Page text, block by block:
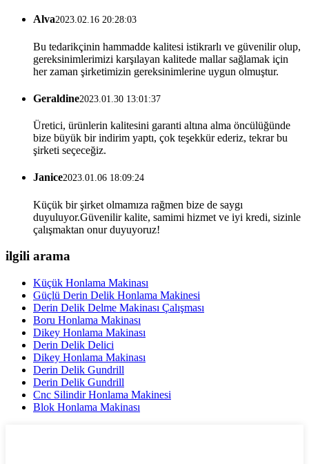
Alva2023.02.16 20:28:03
Bu tedarikçinin hammadde kalitesi istikrarlı ve güvenilir olup,
gereksinimlerimizi karşılayan kalitede mallar sağlamak için
her zaman şirketimizin gereksinimlerine uygun olmuştur.
Geraldine2023.01.30 13:01:37
Üretici, ürünlerin kalitesini garanti altına alma öncülüğünde
bize büyük bir indirim yaptı, çok teşekkür ederiz, tekrar bu
şirketi seçeceğiz.
Janice2023.01.06 18:09:24
Küçük bir şirket olmamıza rağmen bize de saygı
duyuluyor.Güvenilir kalite, samimi hizmet ve iyi kredi, sizinle
çalışmaktan onur duyuyoruz!
ilgili arama
Küçük Honlama Makinası
Güçlü Derin Delik Honlama Makinesi
Derin Delik Delme Makinası Çalışması
Boru Honlama Makinası
Dikey Honlama Makinası
Derin Delik Delici
Dikey Honlama Makinası
Derin Delik Gundrill
Derin Delik Gundrill
Cnc Silindir Honlama Makinesi
Blok Honlama Makinası